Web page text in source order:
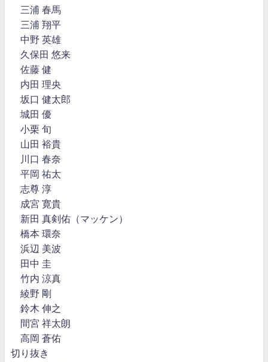
三浦 春馬
三浦 翔平
中野 英雄
久保田 悠来
佐藤 健
内田 理央
坂口 健太郎
城田 優
小栗 旬
山田 裕貴
川口 春奈
平岡 祐太
志尊 淳
成宮 寛貴
新田 真剣佑（マッケン）
橋本 環奈
浜辺 美波
田中 圭
竹内 涼真
綾野 剛
鈴木 伸之
間宮 祥太朗
高岡 蒼佑
切り抜き